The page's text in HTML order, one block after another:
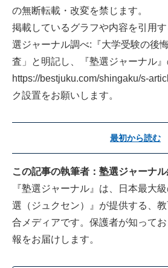
の無断転載・改変を禁じます。
掲載しているグラフや内容を引用
選ジャーナル調べ:『大学受験の後
査」と明記し、『塾選ジャーナル
https://bestjuku.com/shingaku/s-
ク設置をお願いします。
最初から読む
この記事の執筆者：塾選ジャーナ
『塾選ジャーナル 』は、日本最大
選（ジュクセン）』が提供する、
合メディアです。保護者が知って
報をお届けします。